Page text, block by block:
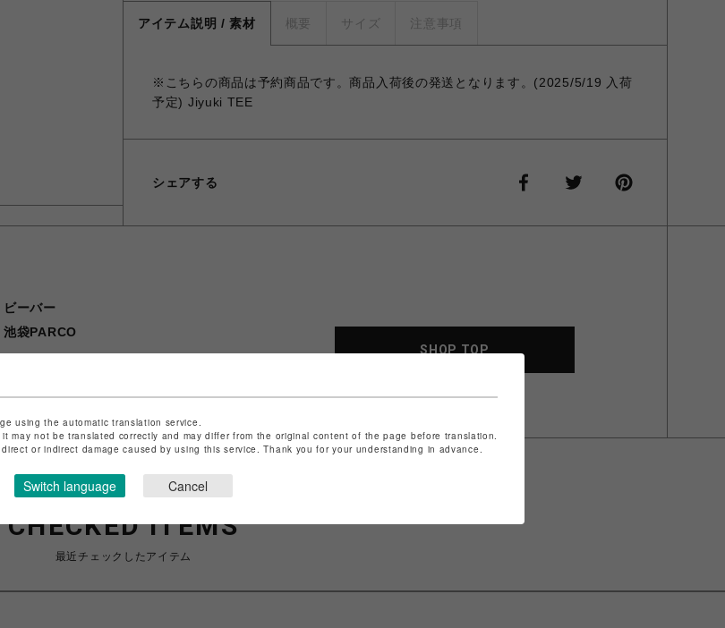
アイテム説明 / 素材 概要 サイズ 注意事項
※こちらの商品は予約商品です。商品入荷後の発送となります。(2025/5/19 入荷
予定) Jiyuki TEE
シェアする
ビーバー
池袋PARCO
合わせは
SHOP TOP
CHECKED ITEMS
最近チェックしたアイテム
using the automatic translation service.
may not be translated correctly and may differ from the original content of the page before translation.
or indirect damage caused by using this service. Thank you for your understanding in advance.
Switch language Cancel